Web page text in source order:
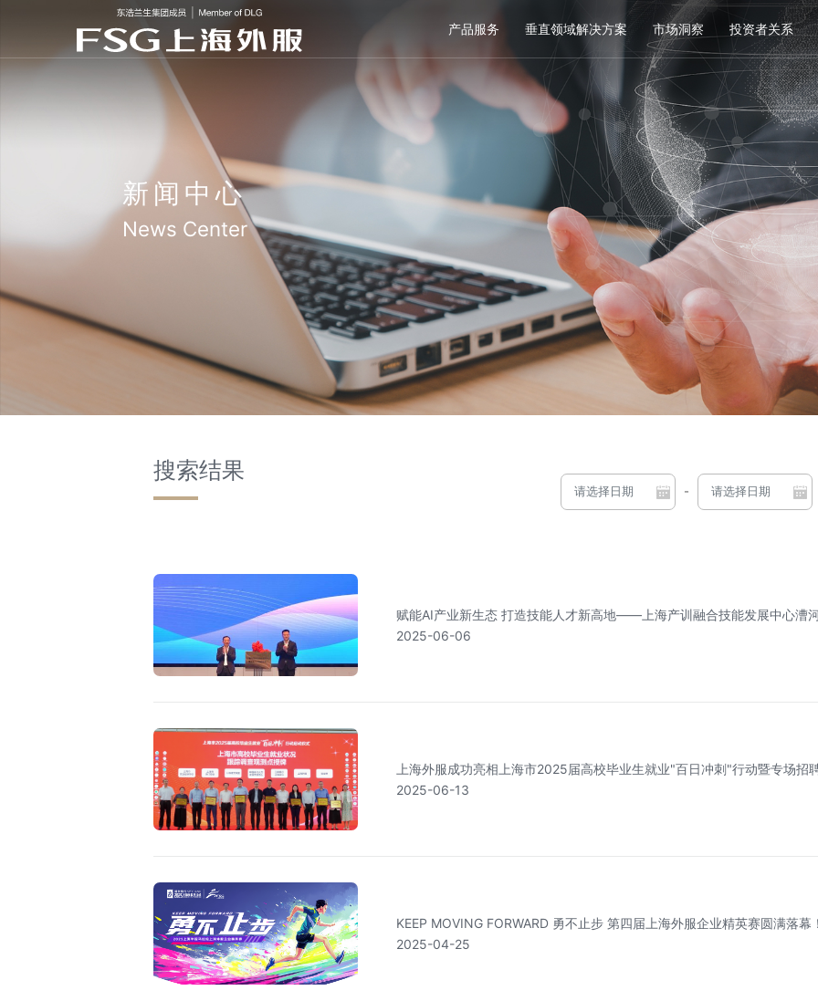
产品服务 垂直领域解决方案 市场洞察 投资者关系
新闻中心
News Center
搜索结果
-
赋能AI产业新生态 打造技能人才新高地——上海产训融合技能发展中心漕
牌
2025-06-06
上海外服成功亮相上海市2025届高校毕业生就业"百日冲刺"行动暨专场招
2025-06-13
KEEP MOVING FORWARD 勇不止步 第四届上海外服企业精英赛圆满落幕
2025-04-25